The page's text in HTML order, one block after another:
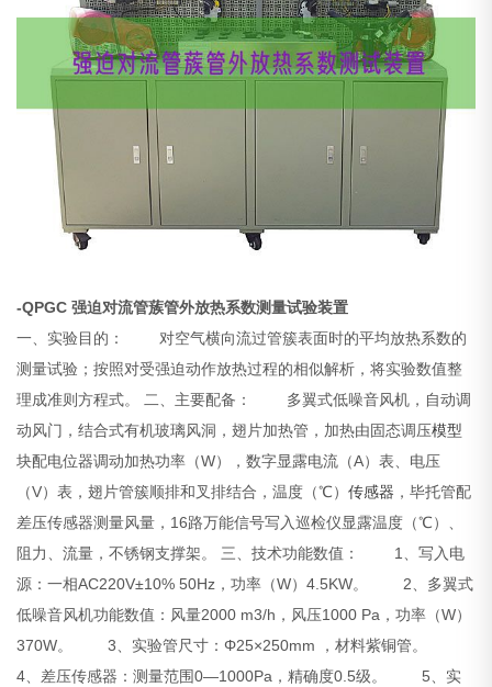
-QPGC 强迫对流管蔟管外放热系数测量试验装置
一、实验目的：
对空气横向流过管簇表面时的平均放热系数的
测量试验；按照对受强迫动作放热过程的相似解析，将实验数值整
理成准则方程式。
二、主要配备：
多翼式低噪音风机，自动调
动风门，结合式有机玻璃风洞，翅片加热管，加热由固态调压模型
块配电位器调动加热功率（W），数字显露电流（A）表、电压
（V）表，翅片管簇顺排和叉排结合，温度（℃）传感器 ，毕托管配
差压传感器测量风量，16路万能信号写入巡检仪显露温度（℃）、
阻力、流量，不锈钢支撑架。
三、技术功能数值：
1、写入电
源：一相AC220V±10% 50Hz，功率（W）4.5KW。
2、多翼式
低噪音风机功能数值：风量2000 m3/h，风压1000 Pa，功率（W）
370W。
3、实验管尺寸：Φ25×250mm ，材料紫铜管。
4、差压传感器：测量范围0—1000Pa，精确度0.5级。
5、实